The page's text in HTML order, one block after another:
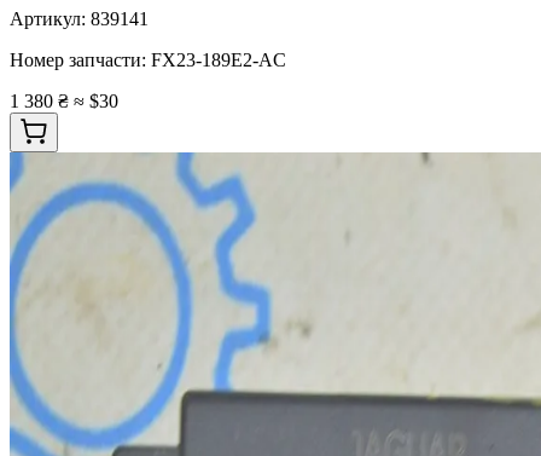
Артикул: 839141
Номер запчасти: FX23-189E2-AC
1 380 ₴ ≈ $30